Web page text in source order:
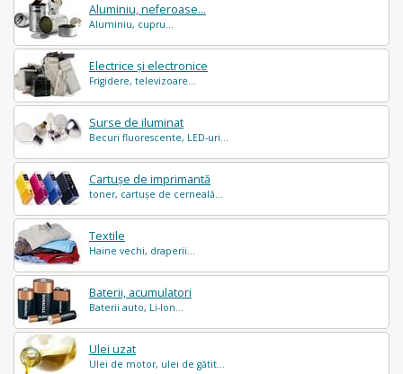
Aluminiu, neferoase...
Aluminiu, cupru...
Electrice și electronice
Frigidere, televizoare...
Surse de iluminat
Becuri fluorescente, LED-uri...
Cartușe de imprimantă
toner, cartușe de cerneală...
Textile
Haine vechi, draperii...
Baterii, acumulatori
Baterii auto, Li-Ion...
Ulei uzat
Ulei de motor, ulei de gătit...